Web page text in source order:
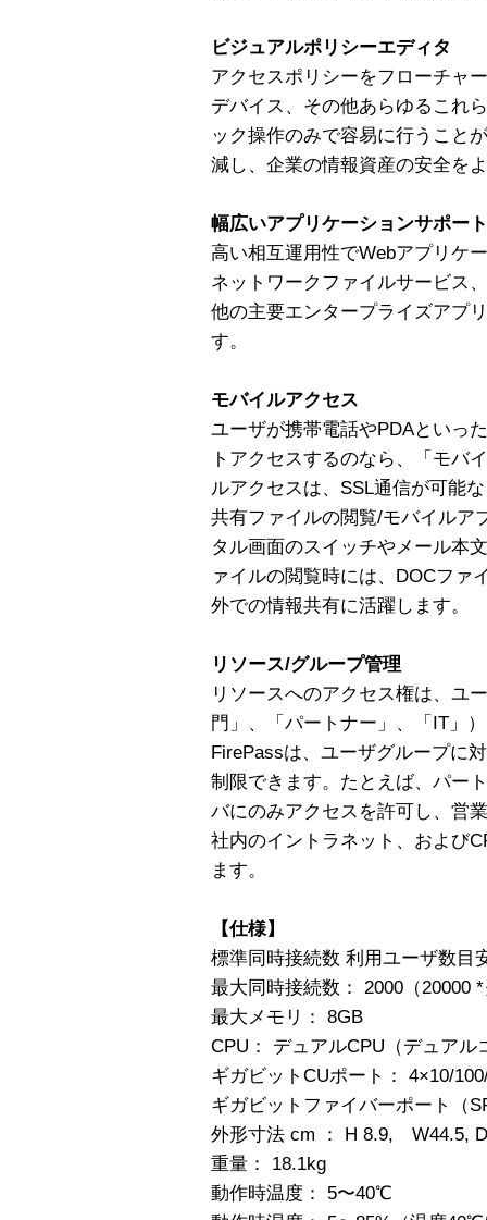
ビジュアルポリシーエディタ
アクセスポリシーをフローチャ
デバイス、その他あらゆるこれ
ック操作のみで容易に行うこと
減し、企業の情報資産の安全を
幅広いアプリケーションサポート
高い相互運用性でWebアプリケ
ネットワークファイルサービス
他の主要エンタープライズアプ
す。
モバイルアクセス
ユーザが携帯電話やPDAといっ
トアクセスするのなら、「モバ
ルアクセスは、SSL通信が可能
共有ファイルの閲覧/モバイルア
タル画面のスイッチやメール本
ァイルの閲覧時には、DOCファ
外での情報共有に活躍します。
リソース/グループ管理
リソースへのアクセス権は、ユ
門」、「パートナー」、「IT」
FirePassは、ユーザグループに
制限できます。たとえば、パー
バにのみアクセスを許可し、営
社内のイントラネット、および
ます。
【仕様】
標準同時接続数 利用ユーザ数目
最大同時接続数： 2000（20000
最大メモリ： 8GB
CPU： デュアルCPU（デュアル
ギガビットCUポート： 4×10/
ギガビットファイバーポート（
外形寸法 cm ： H 8.9, W44.5,
重量： 18.1kg
動作時温度： 5〜40℃